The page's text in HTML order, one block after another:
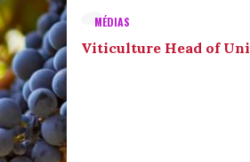
MÉDIAS
Viticulture Head of